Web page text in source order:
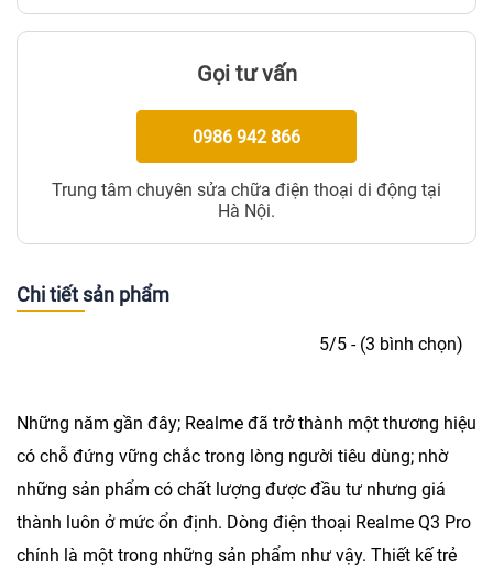
Gọi tư vấn
0986 942 866
Trung tâm chuyên sửa chữa điện thoại di động tại
Hà Nội.
Chi tiết sản phẩm
5/5 - (3 bình chọn)
Những năm gần đây; Realme đã trở thành một thương hiệu
có chỗ đứng vững chắc trong lòng người tiêu dùng; nhờ
những sản phẩm có chất lượng được đầu tư nhưng giá
thành luôn ở mức ổn định. Dòng điện thoại Realme Q3 Pro
chính là một trong những sản phẩm như vậy. Thiết kế trẻ